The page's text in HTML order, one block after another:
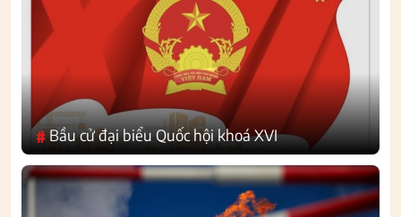
#Bầu cử đại biểu Quốc hội khoá XVI